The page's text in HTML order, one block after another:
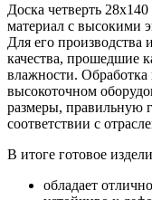
Доска четверть
материал с высокими
Для его производства
качества, прошедшие
влажности.
высокоточном
размеры, правильную
соответствии с
В итоге готовое
обладает